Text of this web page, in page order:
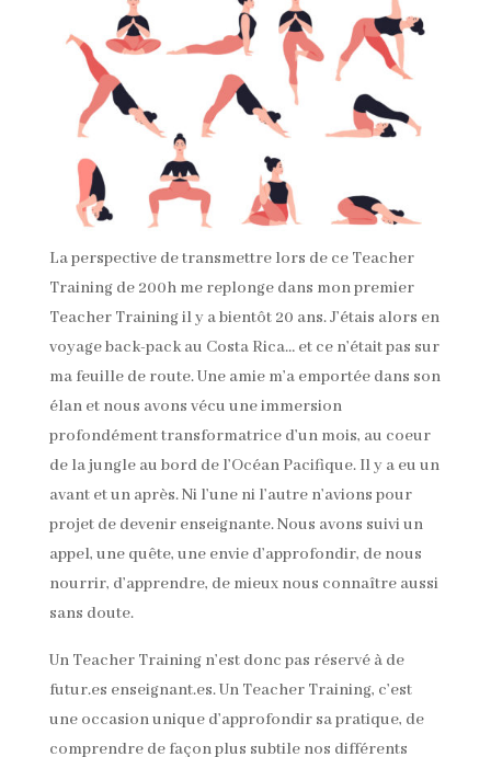
La perspective de transmettre lors de ce Teacher
Training de 200h me replonge dans mon premier
Teacher Training il y a bientôt 20 ans. J’étais alors en
voyage back-pack au Costa Rica… et ce n’était pas sur
ma feuille de route. Une amie m’a emportée dans son
élan et nous avons vécu une immersion
profondément transformatrice d’un mois, au coeur
de la jungle au bord de l’Océan Pacifique. Il y a eu un
avant et un après. Ni l’une ni l’autre n’avions pour
projet de devenir enseignante. Nous avons suivi un
appel, une quête, une envie d’approfondir, de nous
nourrir, d’apprendre, de mieux nous connaître aussi
sans doute.
Un Teacher Training n’est donc pas réservé à de
futur.es enseignant.es. Un Teacher Training, c’est
une occasion unique d’approfondir sa pratique, de
comprendre de façon plus subtile nos différents